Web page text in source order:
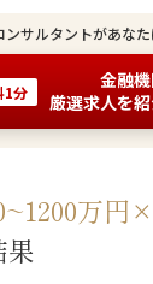
ンサルタントがあな
1分
金融
厳選求人を
万円